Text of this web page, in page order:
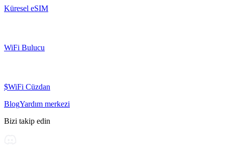
Küresel eSIM
WiFi Bulucu
$WiFi Cüzdan
BlogYardım merkezi
Bizi takip edin